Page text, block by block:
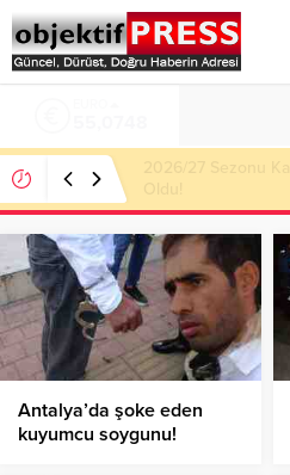
Antalya’da şoke eden
kuyumcu soygunu!